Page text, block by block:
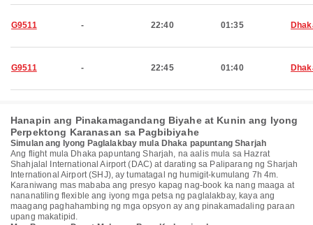
G9511 - 22:40 01:35
G9511 - 22:45 01:40
Hanapin ang Pinakamagandang Biyahe at Kunin ang Iyong
Perpektong Karanasan sa Pagbibiyahe
Simulan ang Iyong Paglalakbay mula Dhaka papuntang Sharjah
Ang flight mula Dhaka papuntang Sharjah, na aalis mula sa Hazrat
Shahjalal International Airport (DAC) at darating sa Paliparang ng Sharjah
International Airport (SHJ), ay tumatagal ng humigit-kumulang 7h 4m.
Karaniwang mas mababa ang presyo kapag nag-book ka nang maaga at
nananatiling flexible ang iyong mga petsa ng paglalakbay, kaya ang
maagang paghahambing ng mga opsyon ay ang pinakamadaling paraan
upang makatipid.